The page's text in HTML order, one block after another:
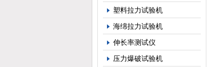
塑料拉力试验机
海绵拉力试验机
伸长率测试仪
压力爆破试验机